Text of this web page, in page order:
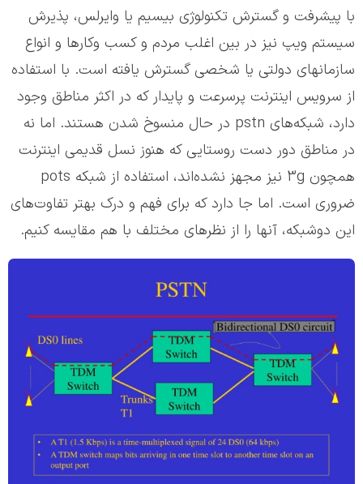
با پیشرفت و گسترش تکنولوژی بیسیم یا وایرلس، پذیرش
سیستم ویپ نیز در بین اغلب مردم و کسب وکارها و انواع
سازمانهای دولتی یا شخصی گسترش یافته است. با استفاده
از سرویس اینترنت پرسرعت و پایدار که در اکثر مناطق وجود
دارد، شبکه‌های pstn در حال منسوخ شدن هستند. اما نه
در مناطق دور دست روستایی که هنوز نسل قدیمی اینترنت
همچون 3g نیز مجهز نشده‌اند، استفاده از شبکه pots
ضروری است. اما جا دارد که برای فهم و درک بهتر تفاوت‌های
این دوشبکه، آنها را از نظرهای مختلف با هم مقایسه کنیم.